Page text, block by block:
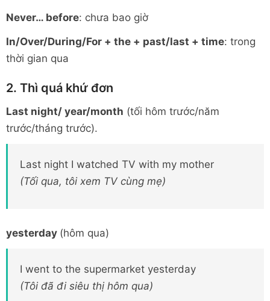
Never… before: chưa bao giờ
In/Over/During/For + the + past/last + time: trong
thời gian qua
2. Thì quá khứ đơn
Last night/ year/month (tối hôm trước/năm
trước/tháng trước).
Last night I watched TV with my mother
(Tối qua, tôi xem TV cùng mẹ)
yesterday (hôm qua)
I went to the supermarket yesterday
(Tôi đã đi siêu thị hôm qua)